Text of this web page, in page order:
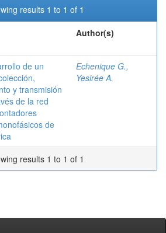
results 1 to 1 of 1
Author(s)
de un
y transmisión
de la red
de
Echenique G.,
Yesirée A.
results 1 to 1 of 1